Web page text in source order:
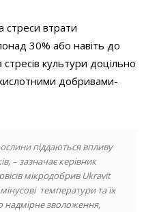
стреси втрати
30% або навіть до
культури доцільно
добривами-
піддаються впливу
– зазначає керівник
мікродобрив Ukravit
температури та їх
надмірне зволоження,